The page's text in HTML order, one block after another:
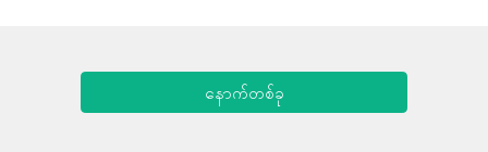
နောက်တစ်ခု